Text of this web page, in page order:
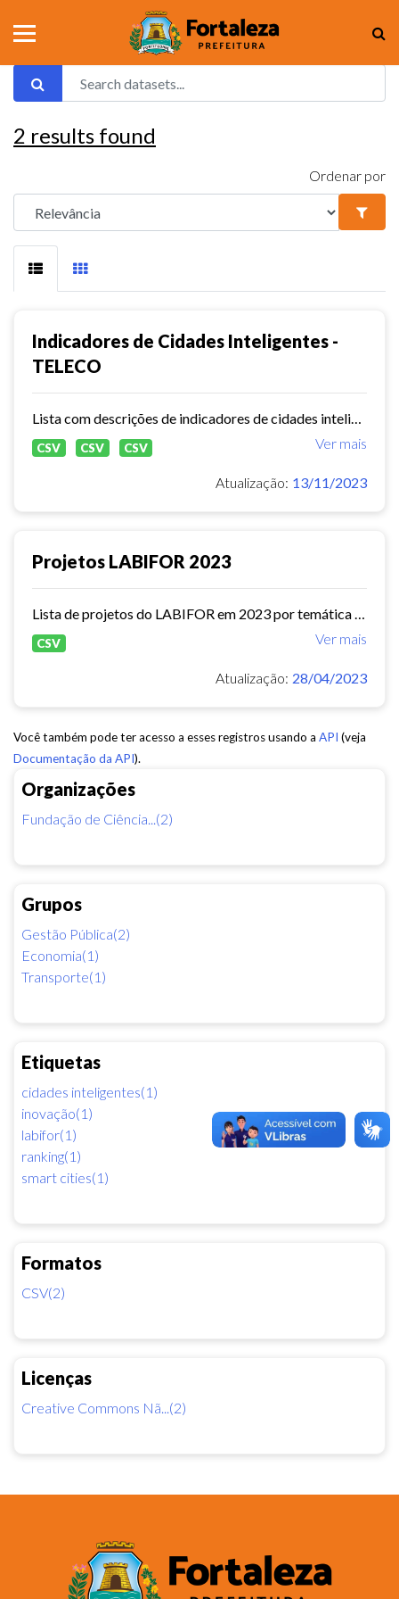
Organizações
Fundação de Ciência...(2)
Grupos
Gestão Pública(2)
Economia(1)
Transporte(1)
Etiquetas
cidades inteligentes(1)
inovação(1)
labifor(1)
ranking(1)
smart cities(1)
Formatos
CSV(2)
Licenças
Creative Commons Nã...(2)
2 results found
Ordenar por
Indicadores de Cidades Inteligentes -
TELECO
Ver mais
CSV CSV CSV
Atualização: 13/11/2023
Projetos LABIFOR 2023
Ver mais
CSV
Atualização: 28/04/2023
Você também pode ter acesso a esses registros usando a API (veja
Documentação da API).